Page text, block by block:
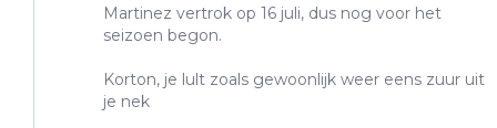
Martinez vertrok op 16 juli, dus nog voor het
seizoen begon.
Korton, je lult zoals gewoonlijk weer eens zuur uit
je nek